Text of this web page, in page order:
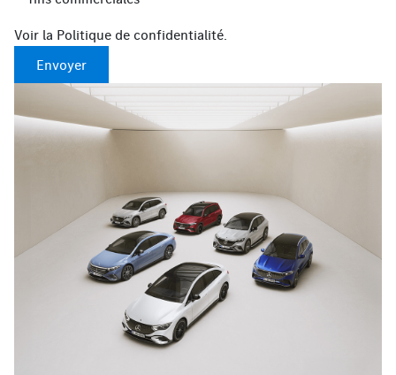
Voir la Politique de confidentialité.
Envoyer